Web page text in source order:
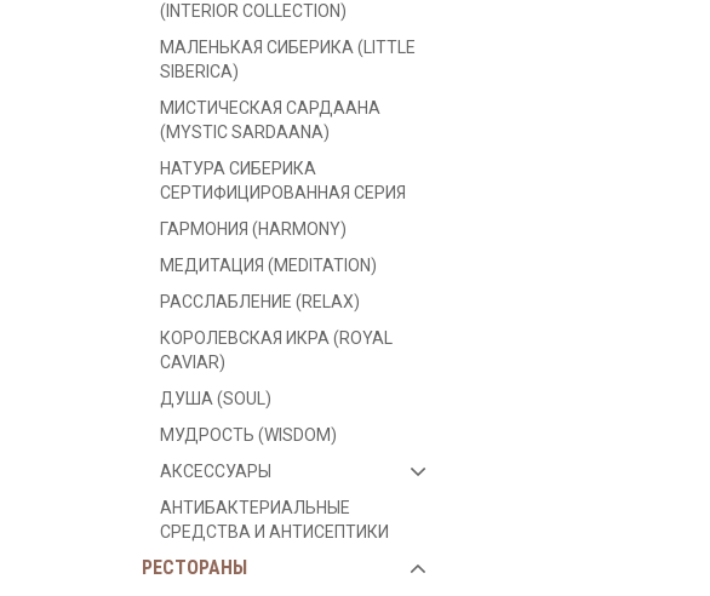
(INTERIOR COLLECTION)
МАЛЕНЬКАЯ СИБЕРИКА (LITTLE
SIBERICA)
МИСТИЧЕСКАЯ САРДААНА
(MYSTIC SARDAANA)
НАТУРА СИБЕРИКА
СЕРТИФИЦИРОВАННАЯ СЕРИЯ
ГАРМОНИЯ (HARMONY)
МЕДИТАЦИЯ (MEDITATION)
РАССЛАБЛЕНИЕ (RELAX)
КОРОЛЕВСКАЯ ИКРА (ROYAL
CAVIAR)
ДУША (SOUL)
МУДРОСТЬ (WISDOM)
АКСЕССУАРЫ
АНТИБАКТЕРИАЛЬНЫЕ
СРЕДСТВА И АНТИСЕПТИКИ
РЕСТОРАНЫ